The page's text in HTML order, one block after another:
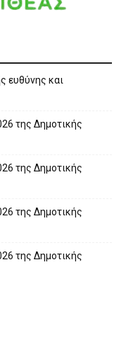
ευθύνης και
της Δημοτικής
της Δημοτικής
της Δημοτικής
της Δημοτικής